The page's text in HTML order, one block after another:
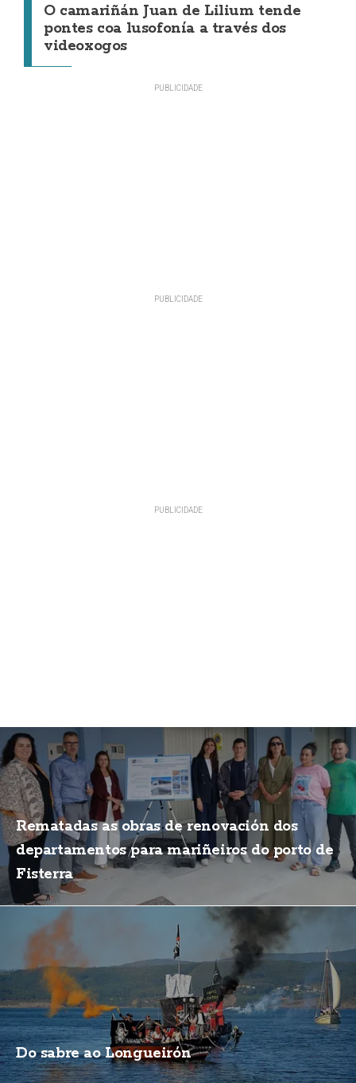
O camariñán Juan de Lilium tende
pontes coa lusofonía a través dos
videoxogos
Rematadas as obras de renovación dos
departamentos para mariñeiros do porto de
Fisterra
Do sabre ao Longueirón